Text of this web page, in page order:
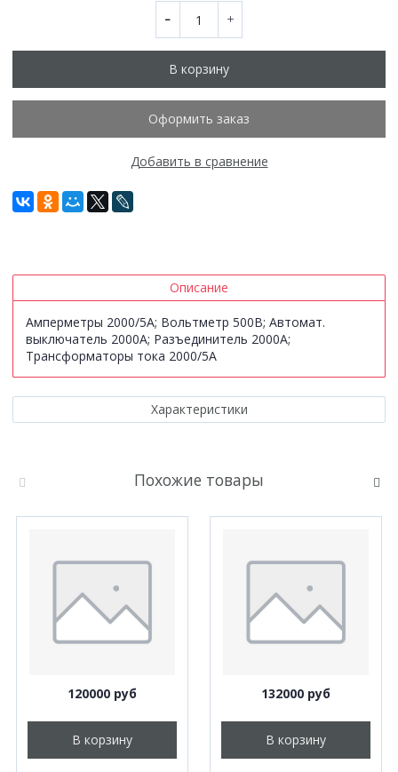
В корзину
Оформить заказ
Добавить в сравнение
Описание
Амперметры 2000/5А; Вольтметр 500В; Автомат.
выключатель 2000А; Разъединитель 2000А;
Трансформаторы тока 2000/5А
Характеристики
Похожие товары
120000 руб
В корзину
132000 руб
В корзину